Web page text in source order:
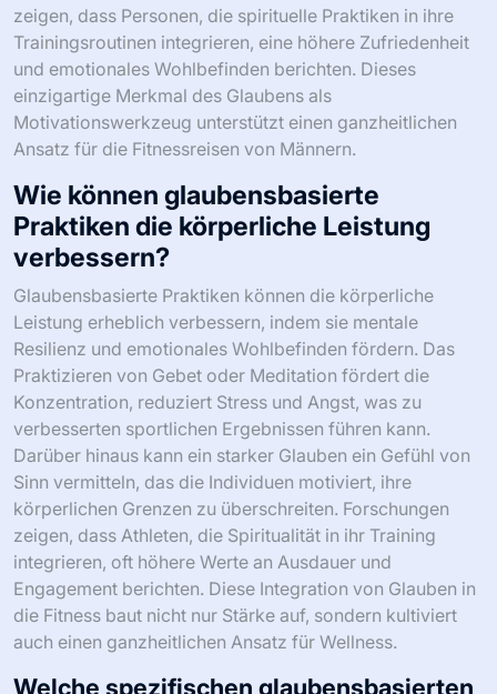
zeigen, dass Personen, die spirituelle Praktiken in ihre
Trainingsroutinen integrieren, eine höhere Zufriedenheit
und emotionales Wohlbefinden berichten. Dieses
einzigartige Merkmal des Glaubens als
Motivationswerkzeug unterstützt einen ganzheitlichen
Ansatz für die Fitnessreisen von Männern.
Wie können glaubensbasierte
Praktiken die körperliche Leistung
verbessern?
Glaubensbasierte Praktiken können die körperliche
Leistung erheblich verbessern, indem sie mentale
Resilienz und emotionales Wohlbefinden fördern. Das
Praktizieren von Gebet oder Meditation fördert die
Konzentration, reduziert Stress und Angst, was zu
verbesserten sportlichen Ergebnissen führen kann.
Darüber hinaus kann ein starker Glauben ein Gefühl von
Sinn vermitteln, das die Individuen motiviert, ihre
körperlichen Grenzen zu überschreiten. Forschungen
zeigen, dass Athleten, die Spiritualität in ihr Training
integrieren, oft höhere Werte an Ausdauer und
Engagement berichten. Diese Integration von Glauben in
die Fitness baut nicht nur Stärke auf, sondern kultiviert
auch einen ganzheitlichen Ansatz für Wellness.
Welche spezifischen glaubensbasierten